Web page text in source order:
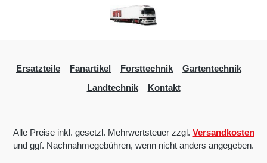
Ersatzteile Fanartikel Forsttechnik
Gartentechnik
Landtechnik
Kontakt
Alle Preise inkl. gesetzl. Mehrwertsteuer zzgl. Versandkosten
und ggf. Nachnahmegebühren, wenn nicht anders angegeben.